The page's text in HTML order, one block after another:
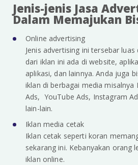
Jenis-jenis Jasa
Dalam Memajukan
Online advertising
Jenis advertising ini tersebar luas
dari iklan ini ada di website,
aplikasi, dan lainnya. Anda juga
iklan di berbagai media misalnya
Ads, YouTube Ads, Instagram
lain-lain.
Iklan media cetak
Iklan cetak seperti koran
sekarang ini. Kebanyakan orang
iklan online.